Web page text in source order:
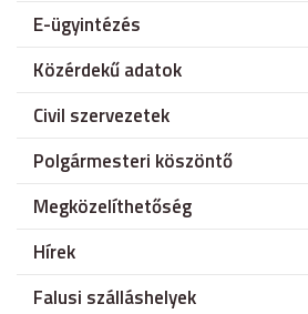
E-ügyintézés
Közérdekű adatok
Civil szervezetek
Polgármesteri köszöntő
Megközelíthetőség
Hírek
Falusi szálláshelyek